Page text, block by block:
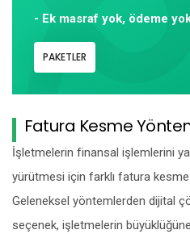
- Ek masraf yok, ödeme
PAKETLER
Fatura Kesme
İşletmelerin finansal işlemlerini
yürütmesi için farklı fatura
Geleneksel yöntemlerden dijital
seçenek, işletmelerin